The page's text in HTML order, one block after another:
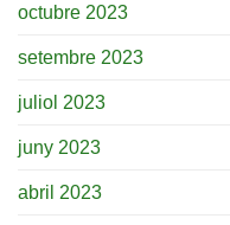
octubre 2023
setembre 2023
juliol 2023
juny 2023
abril 2023